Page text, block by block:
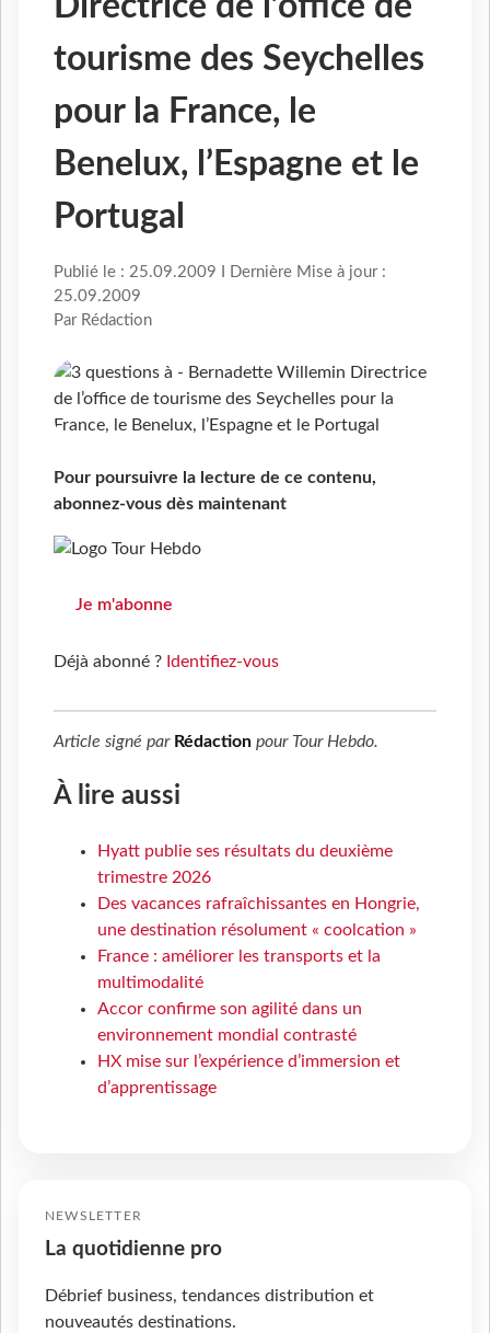
tourisme des Seychelles
pour la France, le
Benelux, l’Espagne et le
Portugal
Publié le : 25.09.2009 I Dernière Mise à jour :
25.09.2009
Par Rédaction
Pour poursuivre la lecture de ce contenu,
abonnez-vous dès maintenant
Je m'abonne
Déjà abonné ? Identifiez-vous
Article signé par Rédaction pour Tour Hebdo.
À lire aussi
Hyatt publie ses résultats du deuxième
trimestre 2026
Des vacances rafraîchissantes en Hongrie,
une destination résolument « coolcation »
France : améliorer les transports et la
multimodalité
Accor confirme son agilité dans un
environnement mondial contrasté
HX mise sur l’expérience d’immersion et
d’apprentissage
NEWSLETTER
La quotidienne pro
Débrief business, tendances distribution et
nouveautés destinations.